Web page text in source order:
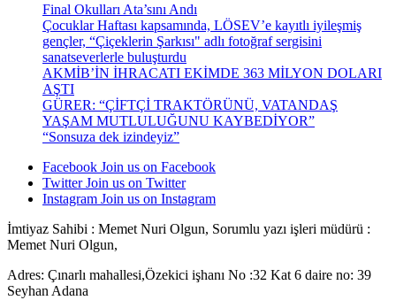
Final Okulları Ata’sını Andı
Çocuklar Haftası kapsamında, LÖSEV’e kayıtlı iyileşmiş
gençler, “Çiçeklerin Şarkısı" adlı fotoğraf sergisini
sanatseverlerle buluşturdu
AKMİB’İN İHRACATI EKİMDE 363 MİLYON DOLARI
AŞTI
GÜRER: “ÇİFTÇİ TRAKTÖRÜNÜ, VATANDAŞ
YAŞAM MUTLULUĞUNU KAYBEDİYOR”
“Sonsuza dek izindeyiz”
Facebook Join us on Facebook
Twitter Join us on Twitter
Instagram Join us on Instagram
İmtiyaz Sahibi : Memet Nuri Olgun, Sorumlu yazı işleri müdürü :
Memet Nuri Olgun,
Adres: Çınarlı mahallesi,Özekici işhanı No :32 Kat 6 daire no: 39
Seyhan Adana